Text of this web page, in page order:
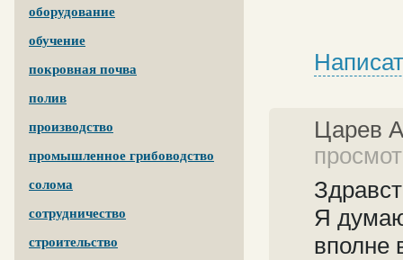
оборудование
обучение
покровная почва
полив
производство
промышленное грибоводство
солома
сотрудничество
строительство
Царев
Я
вполне